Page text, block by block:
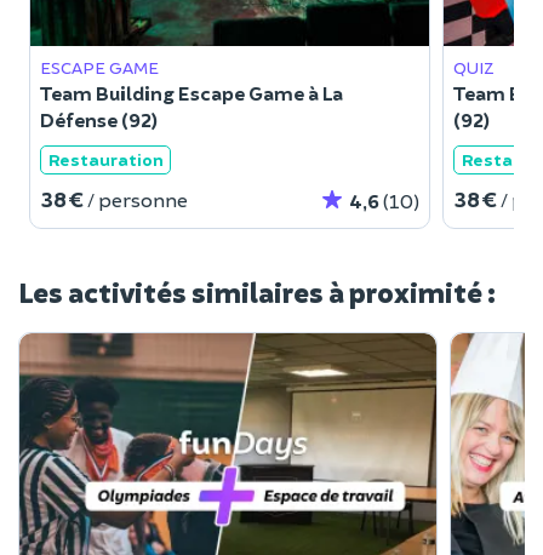
ESCAPE GAME
Team Building Escape Game à La
Défense (92)
Restauration
38 € / personne 4,6(10)
QUIZ
Team
(92)
38 € /
Les activités similaires à proximité :